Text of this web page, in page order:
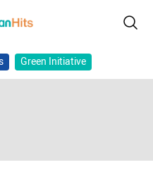
Green Initiative